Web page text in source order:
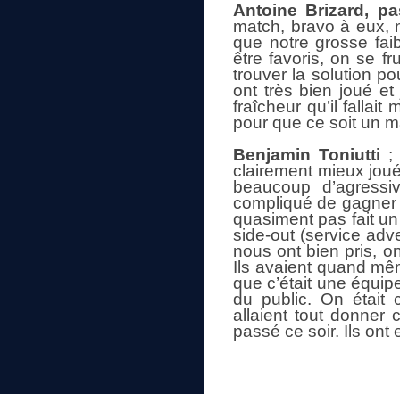
Antoine Brizard,
match, bravo à eux,
que notre grosse
être favoris, on se
trouver la solution
ont très bien joué et
fraîcheur qu’il fallait
pour que ce soit un
Benjamin Toniutti ;
clairement mieux
beaucoup
compliqué de
quasiment pas fait
side-out (service
nous ont bien pris,
Ils avaient quand
que c’était une
du public. On était
allaient tout donner
passé ce soir. Ils ont